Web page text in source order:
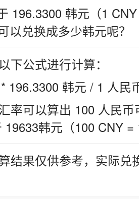
196.3300 韩元（1
以兑换成多少韩元呢？
下公式进行计算：
196.3300 韩元 / 1 人民
率可以算出 100 人民
19633韩元（100 CNY =
结果仅供参考，实际